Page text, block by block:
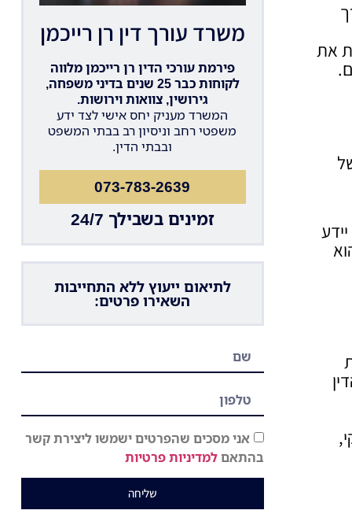
את
הוא
משרד עורך דין רן רייכמן
פירמת עורכי הדין רן רייכמן מלווה
לקוחות כבר 25 שנים בדיני משפחה,
גירושין, צוואות וירושות.
המשרד מעניק יחס אישי לצד ידע
משפטי רחב וניסיון רב בבתי המשפט
ובבתי הדין.
073-783-2639
זמינים בשבילך 24/7
לתיאום ייעוץ ללא התחייבות
השאירו פרטים:
אני מסכים שהפרטים ישמשו ליצירת קשר
בהתאםלמדיניות פרטיות
שליחה